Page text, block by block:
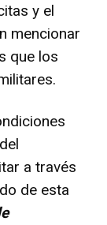
y el
mencionar
que los
a través
de esta